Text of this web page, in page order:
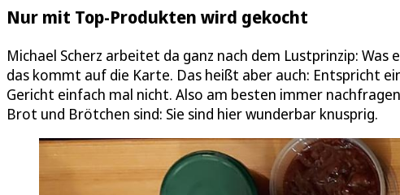
Nur mit Top-Produkten wird gekocht
Michael Scherz arbeitet da ganz nach dem Lustprinzip:
das kommt auf die Karte. Das heißt aber auch: Entspricht
Gericht einfach mal nicht. Also am besten immer
Brot und Brötchen sind: Sie sind hier wunderbar knusprig.